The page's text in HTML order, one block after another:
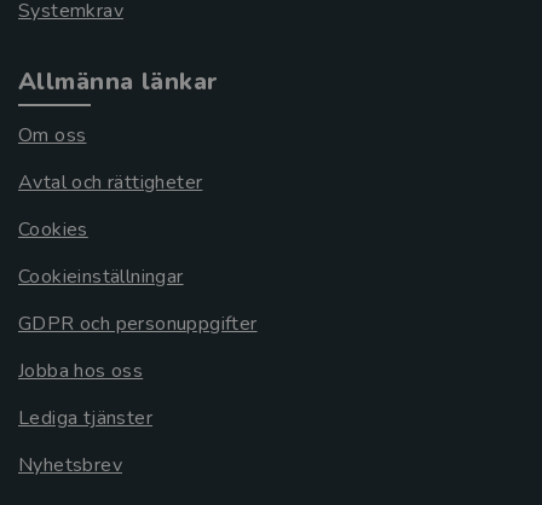
Systemkrav
Allmänna länkar
Om oss
Avtal och rättigheter
Cookies
Cookieinställningar
GDPR och personuppgifter
Jobba hos oss
Lediga tjänster
Nyhetsbrev